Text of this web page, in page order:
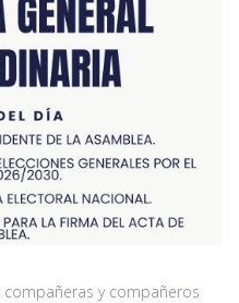
compañeras y compañeros